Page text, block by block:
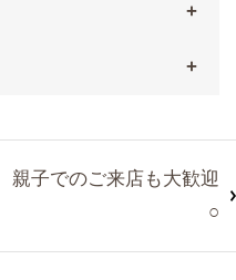
親子でのご来店も大歓迎
○